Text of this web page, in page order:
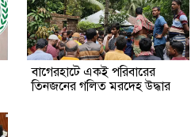
‎বাগেরহাটে একই পরিবারের
তিনজনের গলিত মরদেহ উদ্ধার